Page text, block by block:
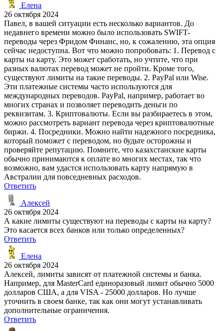
Елена
26 октября 2024
Павел, в вашей ситуации есть несколько вариантов. До
недавнего времени можно было использовать SWIFT-
переводы через Фридом Финанс, но, к сожалению, эта опция
сейчас недоступна. Вот что можно попробовать: 1. Перевод с
карты на карту. Это может сработать, но учтите, что при
разных валютах перевод может не пройти. Кроме того,
существуют лимиты на такие переводы. 2. PayPal или Wise.
Эти платежные системы часто используются для
международных переводов. PayPal, например, работает во
многих странах и позволяет переводить деньги по
реквизитам. 3. Криптовалюты. Если вы разбираетесь в этом,
можно рассмотреть вариант перевода через криптовалютные
биржи. 4. Посредники. Можно найти надежного посредника,
который поможет с переводом, но будьте осторожны и
проверяйте репутацию. Помните, что казахстанские карты
обычно принимаются к оплате во многих местах, так что
возможно, вам удастся использовать карту напрямую в
Австралии для повседневных расходов.
Ответить
Алексей
26 октября 2024
А какие лимиты существуют на переводы с карты на карту?
Это касается всех банков или только определенных?
Ответить
Елена
26 октября 2024
Алексей, лимиты зависят от платежной системы и банка.
Например, для MasterCard единоразовый лимит обычно 5000
долларов США, а для VISA - 25000 долларов. Но лучше
уточнить в своем банке, так как они могут устанавливать
дополнительные ограничения.
Ответить